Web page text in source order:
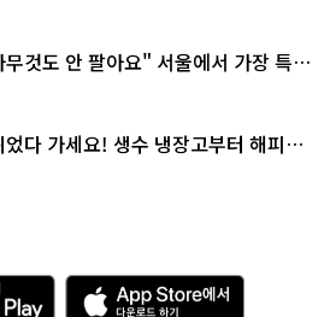
것도 안 팔아요" 서울에서 가장 특별
다 가세요! 생수 냉장고부터 해피소
A
p